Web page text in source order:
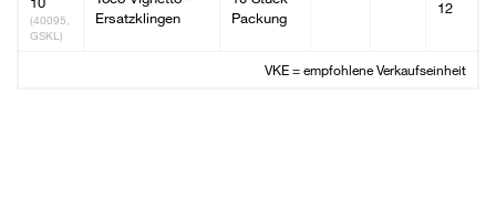
(40095,
GSKL)
Ersatzklingen
Packung
12
VKE = empfohlene Verkaufseinheit